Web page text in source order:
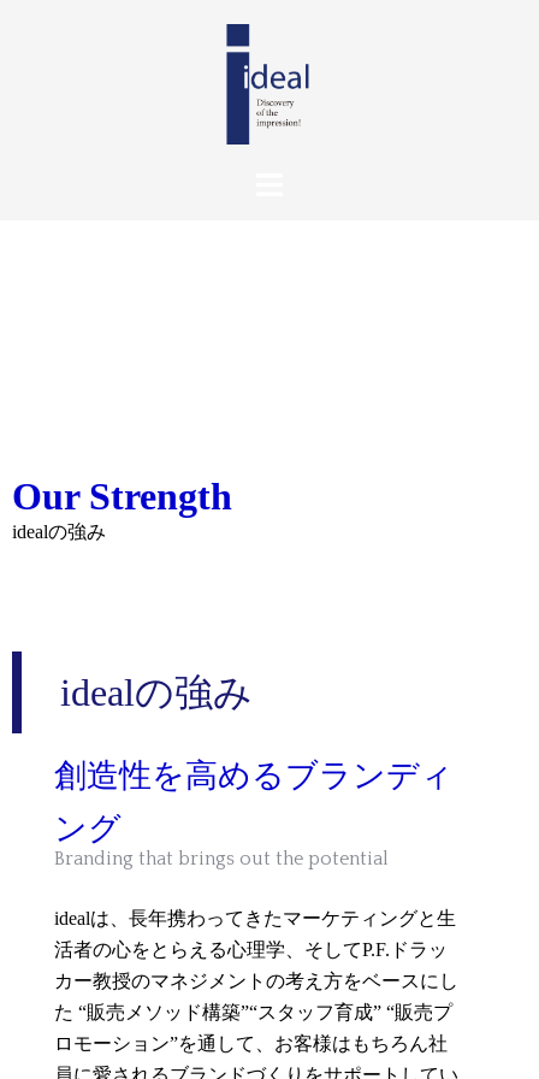
Our Strength
idealの強み
idealの強み
創造性を高めるブランディ
ング
Branding that brings out the potential
idealは、長年携わってきたマーケティングと生
活者の心をとらえる心理学、そしてP.F.ドラッ
カー教授のマネジメントの考え方をベースにし
た “販売メソッド構築”“スタッフ育成” “販売プ
ロモーション”を通して、お客様はもちろん社
員に愛されるブランドづくりをサポートしてい